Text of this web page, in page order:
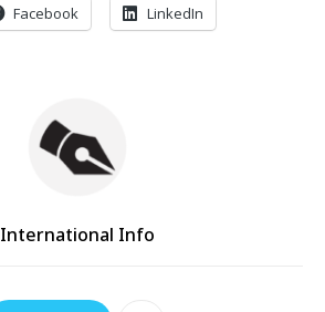
Facebook LinkedIn
International Info